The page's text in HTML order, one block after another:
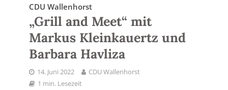
CDU Wallenhorst
„Grill and Meet“ mit
Markus Kleinkauertz und
Barbara Havliza
14. Juni 2022
CDU Wallenhorst
1 min. Lesezeit